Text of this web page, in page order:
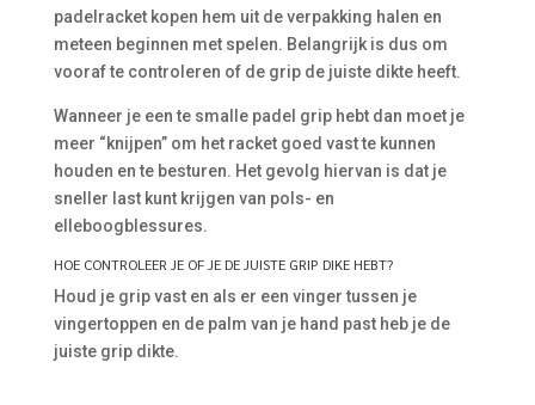
padelracket kopen hem uit de verpakking halen en
meteen beginnen met spelen. Belangrijk is dus om
vooraf te controleren of de grip de juiste dikte heeft.
Wanneer je een te smalle padel grip hebt dan moet je
meer “knijpen” om het racket goed vast te kunnen
houden en te besturen. Het gevolg hiervan is dat je
sneller last kunt krijgen van pols- en
elleboogblessures.
HOE CONTROLEER JE OF JE DE JUISTE GRIP DIKE HEBT?
Houd je grip vast en als er een vinger tussen je
vingertoppen en de palm van je hand past heb je de
juiste grip dikte.